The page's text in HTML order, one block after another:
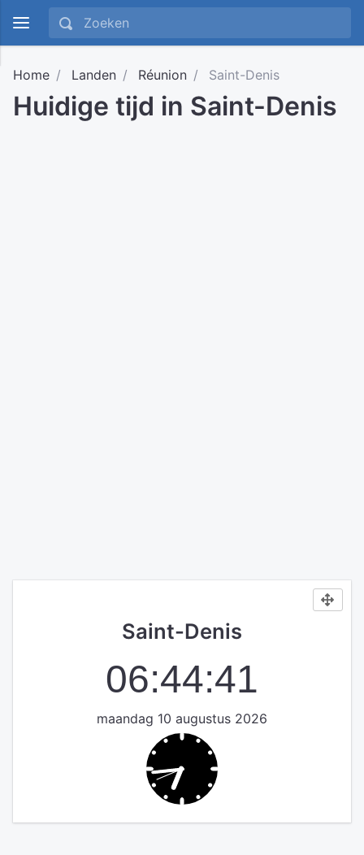
Home Landen Réunion Saint-Denis
Huidige tijd in Saint-Denis
Saint-Denis
06:44:41
maandag 10 augustus 2026